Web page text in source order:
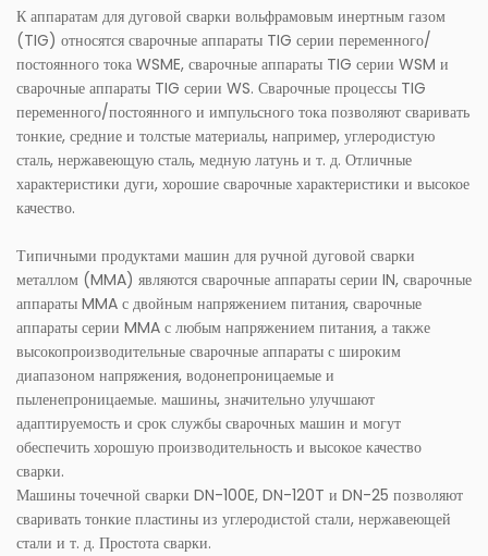
К аппаратам для дуговой сварки вольфрамовым инертным газом
(TIG) относятся сварочные аппараты TIG серии переменного/
постоянного тока WSME, сварочные аппараты TIG серии WSM и
сварочные аппараты TIG серии WS. Сварочные процессы TIG
переменного/постоянного и импульсного тока позволяют сваривать
тонкие, средние и толстые материалы, например, углеродистую
сталь, нержавеющую сталь, медную латунь и т. д. Отличные
характеристики дуги, хорошие сварочные характеристики и высокое
качество.
Типичными продуктами машин для ручной дуговой сварки
металлом (MMA) являются сварочные аппараты серии IN, сварочные
аппараты MMA с двойным напряжением питания, сварочные
аппараты серии MMA с любым напряжением питания, а также
высокопроизводительные сварочные аппараты с широким
диапазоном напряжения, водонепроницаемые и
пыленепроницаемые. машины, значительно улучшают
адаптируемость и срок службы сварочных машин и могут
обеспечить хорошую производительность и высокое качество
сварки.
Машины точечной сварки DN-100E, DN-120T и DN-25 позволяют
сваривать тонкие пластины из углеродистой стали, нержавеющей
стали и т. д. Простота сварки.